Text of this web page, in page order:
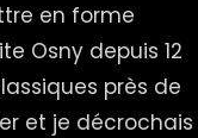
en forme
Osny depuis 12
près de
et je décrochais